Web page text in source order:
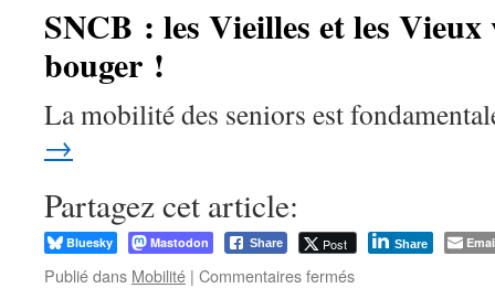
SNCB : les Vieilles et les
bouger !
La mobilité des seniors est
→
Partagez cet article:
Bluesky Mastodon Share Post Share
Publié dans Mobilité | Commentaires ferméssur